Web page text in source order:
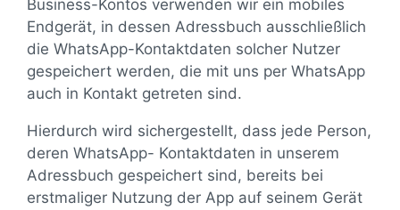
Business-Kontos verwenden wir ein mobiles
Endgerät, in dessen Adressbuch ausschließlich
die WhatsApp-Kontaktdaten solcher Nutzer
gespeichert werden, die mit uns per WhatsApp
auch in Kontakt getreten sind.
Hierdurch wird sichergestellt, dass jede Person,
deren WhatsApp- Kontaktdaten in unserem
Adressbuch gespeichert sind, bereits bei
erstmaliger Nutzung der App auf seinem Gerät